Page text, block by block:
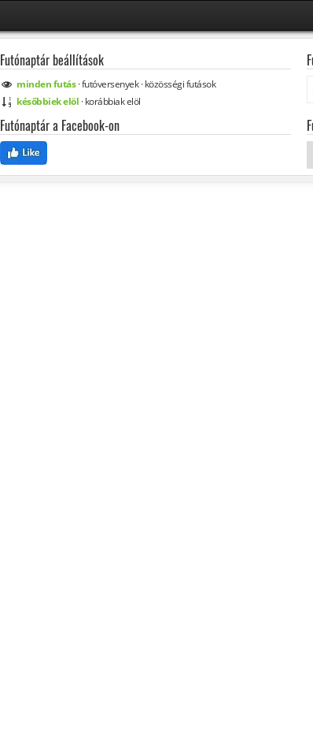
Futónaptár beállítások
mindenfutás·futóversenyek·közösségifutások
későbbiek elöl ·korábbiak elöl
Futónaptár a Facebook-on